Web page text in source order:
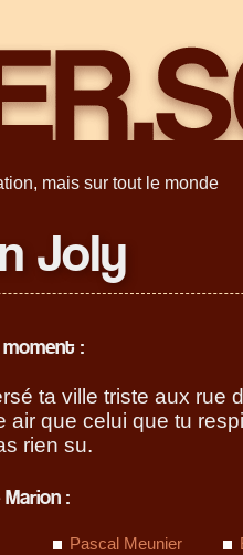
mais sur tout le monde
Joly
:
ta ville triste aux rue
air que celui que tu
rien su.
:
Pascal Meunier